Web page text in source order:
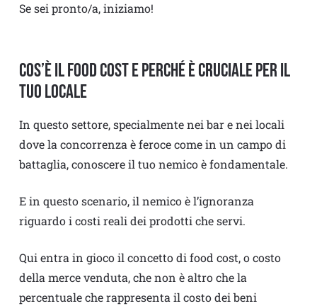
Se sei pronto/a, iniziamo!
Cos’è il Food Cost e perché è cruciale per il
tuo locale
In questo settore, specialmente nei bar e nei locali
dove la concorrenza è feroce come in un campo di
battaglia, conoscere il tuo nemico è fondamentale.
E in questo scenario, il nemico è l’ignoranza
riguardo i costi reali dei prodotti che servi.
Qui entra in gioco il concetto di food cost, o costo
della merce venduta, che non è altro che la
percentuale che rappresenta il costo dei beni